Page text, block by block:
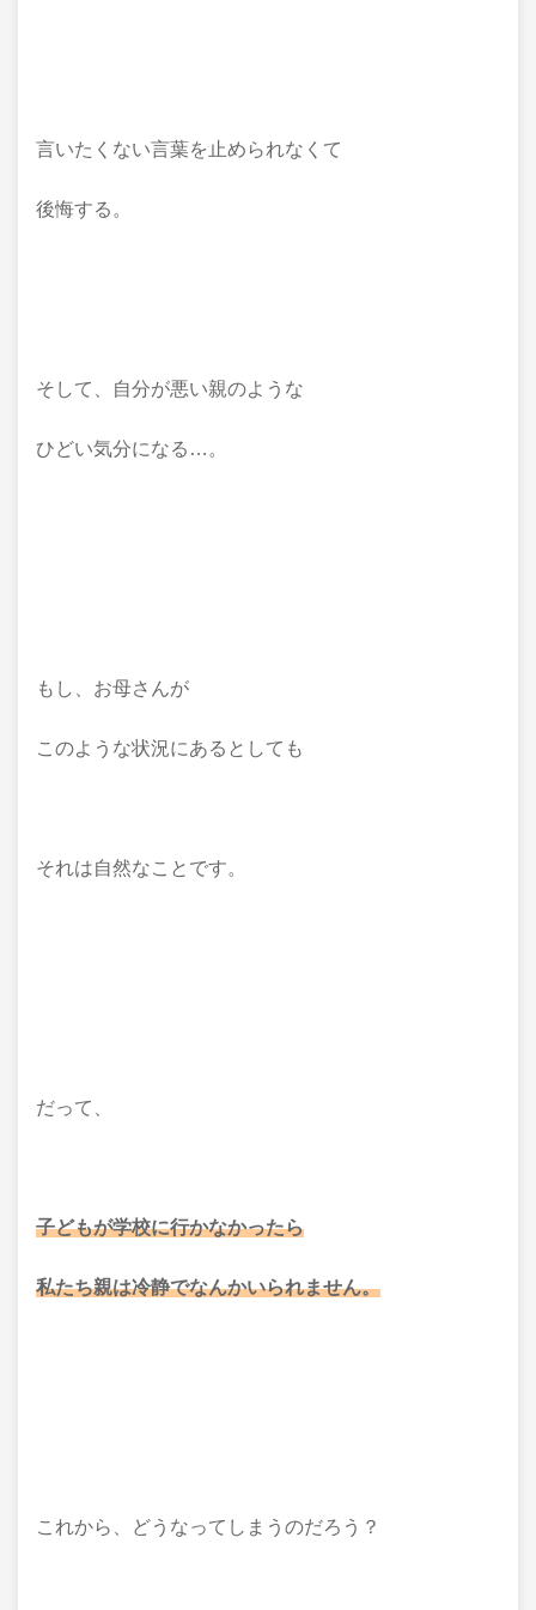
言いたくない言葉を止められなくて
後悔する。
そして、自分が悪い親のような
ひどい気分になる…。
もし、お母さんが
このような状況にあるとしても
それは自然なことです。
だって、
子どもが学校に行かなかったら
私たち親は冷静でなんかいられません。
これから、どうなってしまうのだろう？